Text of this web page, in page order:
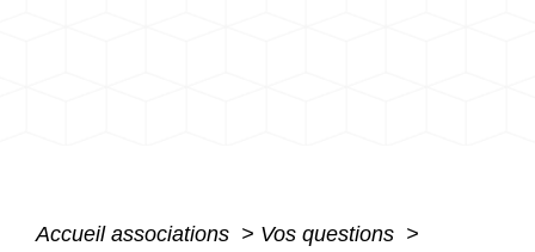
Accueil associations > Vos questions >